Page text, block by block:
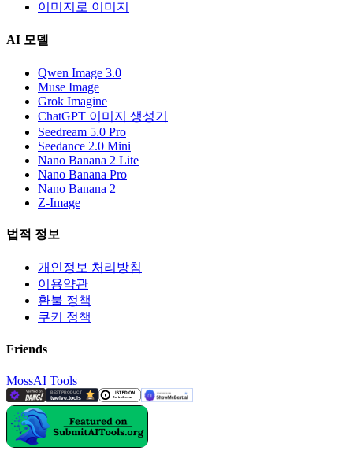
이미지로 이미지
AI 모델
Qwen Image 3.0
Muse Image
Grok Imagine
ChatGPT 이미지 생성기
Seedream 5.0 Pro
Seedance 2.0 Mini
Nano Banana 2 Lite
Nano Banana Pro
Nano Banana 2
Z-Image
법적 정보
개인정보 처리방침
이용약관
환불 정책
쿠키 정책
Friends
MossAI Tools